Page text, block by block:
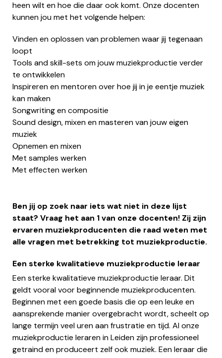
heen wilt en hoe die daar ook komt. Onze docenten
kunnen jou met het volgende helpen:
Vinden en oplossen van problemen waar jij tegenaan
loopt
Tools and skill-sets om jouw muziekproductie verder
te ontwikkelen
Inspireren en mentoren over hoe jij in je eentje muziek
kan maken
Songwriting en compositie
Sound design, mixen en masteren van jouw eigen
muziek
Opnemen en mixen
Met samples werken
Met effecten werken
Ben jij op zoek naar iets wat niet in deze lijst
staat? Vraag het aan 1 van onze docenten! Zij zijn
ervaren muziekproducenten die raad weten met
alle vragen met betrekking tot muziekproductie.
Een sterke kwalitatieve muziekproductie leraar
Een sterke kwalitatieve muziekproductie leraar. Dit
geldt vooral voor beginnende muziekproducenten.
Beginnen met een goede basis die op een leuke en
aansprekende manier overgebracht wordt, scheelt op
lange termijn veel uren aan frustratie en tijd. Al onze
muziekproductie leraren in Leiden zijn professioneel
getraind en produceert zelf ook muziek. Een leraar die